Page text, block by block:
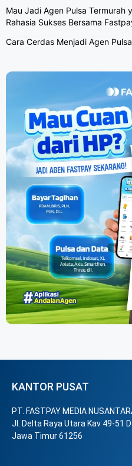
Mau Jadi Agen Pulsa Termurah
Rahasia Sukses Bersama
Cara Cerdas Menjadi Agen
KANTOR PUSAT
PT. FASTPAY MEDIA
Jl. Delta Raya Utara Kav 49-51
Jawa Timur 61256